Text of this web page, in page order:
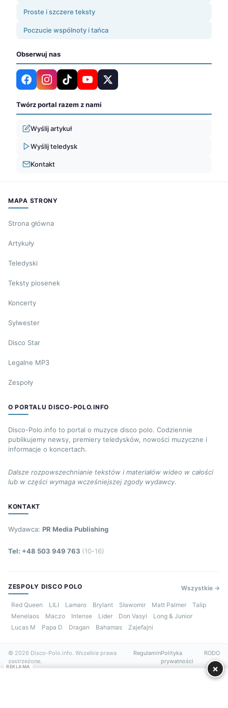
Proste i szczere teksty
Poczucie wspólnoty i tańca
Obserwuj nas
Twórz portal razem z nami
Wyślij artykuł
Wyślij teledysk
Kontakt
MAPA STRONY
Strona główna
Artykuły
Teledyski
Teksty piosenek
Koncerty
Sylwester
Disco Star
Legalne MP3
Zespoły
O PORTALU DISCO-POLO.INFO
Disco-Polo.info to portal o muzyce disco polo. Codziennie
publikujemy newsy, premiery teledysków, nowości muzyczne i
informacje o koncertach.
Dalsze rozpowszechnianie tekstów i materiałów wideo w całości
lub w części wymaga wcześniejszej zgody wydawcy.
KONTAKT
Wydawca: PR Media Publishing
Tel: +48 503 949 763 (10-16)
ZESPOŁY DISCO POLO Wszystkie →
Red Queen LILI Lamaro Brylant Sławomir Matt Palmer
Talip
Menelaos
Maczo Intense Lider Don Vasyl
Long & Junior
Lucas M
Papa D Dragan Bahamas Zajefajni
© 2026 Disco-Polo.info. Wszelkie prawa
zastrzeżone.
RegulaminPolityka
prywatności
RODO
REKLAMA ×